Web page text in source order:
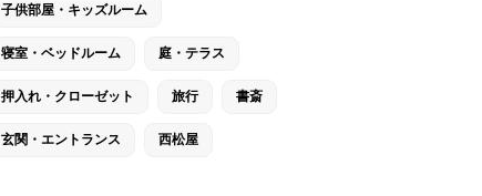
子供部屋・キッズルーム
寝室・ベッドルーム 庭・テラス
押入れ・クローゼット 旅行 書斎
玄関・エントランス 西松屋